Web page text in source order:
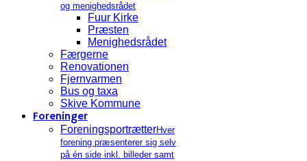
og menighedsrådet
Fuur Kirke
Præsten
Menighedsrådet
Færgerne
Renovationen
Fjernvarmen
Bus og taxa
Skive Kommune
Foreninger
ForeningsportrætterHver
forening præsenterer sig selv
på én side inkl. billeder samt